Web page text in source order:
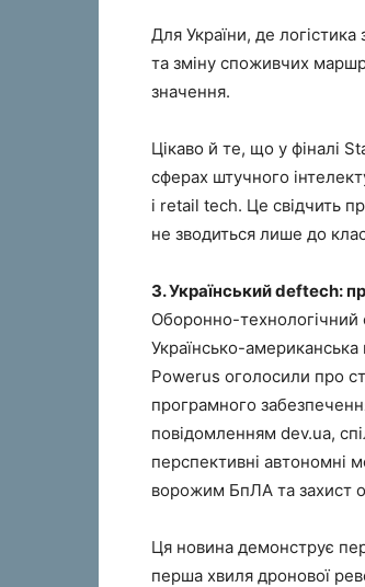
Для України, де
та зміну споживчих
значення.
Цікаво й те, що у фіналі
сферах штучного
і retail tech. Це свідчить
не зводиться лише до
3. Український deftech:
Оборонно-технологічний
Українсько-
Powerus оголосили про
програмного
повідомленням dev.ua,
перспективні автономні
ворожим БпЛА та захист
Ця новина демонструє
перша хвиля дронової